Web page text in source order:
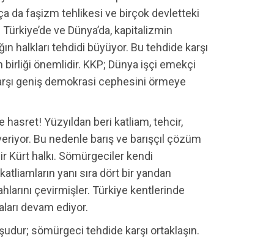
da faşizm tehlikesi ve birçok devletteki
ve Dünya’da, kapitalizmin
halkları tehdidi büyüyor. Bu tehdide karşı
önemlidir. KKP; Dünya işçi emekçi
geniş demokrasi cephesini örmeye
hasret! Yüzyıldan beri katliam, tehcir,
Bu nedenle barış ve barışçıl çözüm
Kürt halkı. Sömürgeciler kendi
yanı sıra dört bir yandan
çevirmişler. Türkiye kentlerinde
devam ediyor.
sömürgeci tehdide karşı ortaklaşın.